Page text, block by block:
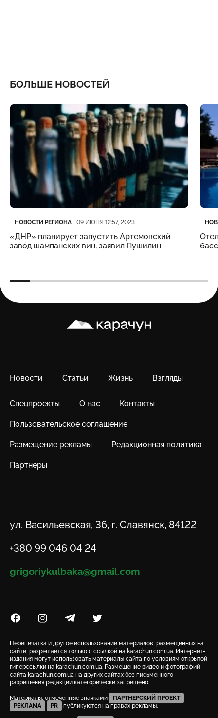
БОЛЬШЕ НОВОСТЕЙ
Категория
НОВОСТИ РЕГИОНА
Дата публикации 09 ИЮНЯ 12:57, 2023
«ДНР» планирует запустить Артемовский
завод шампанских вин, заявил Пушилин
Карачун
Новости Статьи Жизнь Взгляды
Спецпроекты О нас Контакты
Пользовательское соглашение
Размещение рекламы Редакционная политика
Партнеры
Адрес
ул. Васильевская, 36, г. Славянск, 84122
Телефон
+380 99 046 04 24
Email
grigoriykulbaka@gmail.com
Посилання на Facebook
Посилання на Instagram
Посилання на Telegram
Посилання на Twitter
Перепечатка и другое использование материалов, размещенных на
сайте, разрешается только с ссылкой на karachun.com.ua. Интернет-
издания могут использовать материалы сайта по условиям открытой
гиперссылки на karachun.com.ua. Размещение видео и фотографий
сайта karachun.com.ua на других сайтах без письменного
разрешения редакции категорически запрещено.
Материалы, отмеченные значками
ПАРТНЕРСКИЙ ПРОЕКТ
РЕКЛАМА
PR публикуются на правах рекламы.